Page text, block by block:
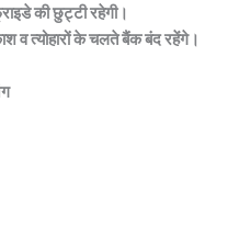
की छुट्टी रहेगी।
व त्योहारों के चलते बैंक बंद रहेंगे।